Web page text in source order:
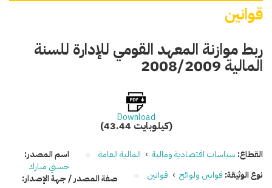
قوانين
ربط موازنة المعهد القومي للإدارة للسنة
المالية 2008/2009
Download
(43.44 كيلوبايت)
القطاع: سياسات اقتصادية ومالية › المالية العامة
نوع الوثيقة: قوانين ولوائح › قوانين
اسم المصدر:
حسني مبارك
صفة المصدر / جهة الإصدار: